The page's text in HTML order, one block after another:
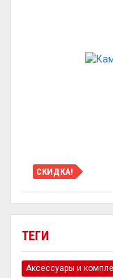
ТЕГИ
Аксессуары и
СКИДКА!